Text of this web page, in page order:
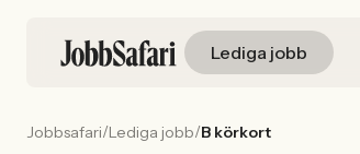
Lediga jobb
Jobbsafari/Lediga jobb/B körkort